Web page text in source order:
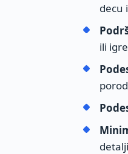
decu
ili